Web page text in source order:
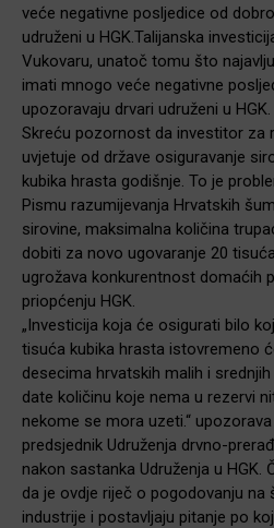
veće negativne posljedice od
udruženi u HGK.Talijanska
Vukovaru, unatoč tomu što
imati mnogo veće negativne
upozoravaju drvari udruženi u HGK.
Skreću pozornost da investitor za
uvjetuje od države osiguravanje
kubika hrasta godišnje. To je
Pismu razumijevanja Hrvatskih
sirovine, maksimalna količina
dobiti za novo ugovaranje 20
ugrožava konkurentnost domaćih
priopćenju HGK.
„Investicija koja će osigurati bilo
tisuća kubika hrasta istovremeno
desecima hrvatskih malih i
date količinu koje nema u rezervi
nekome se mora uzeti.“ upozorava
predsjednik Udruženja drvno-
nakon sastanka Udruženja u HGK.
da je ovdje riječ o pogodovanju na
industrije i postavljaju pitanje po